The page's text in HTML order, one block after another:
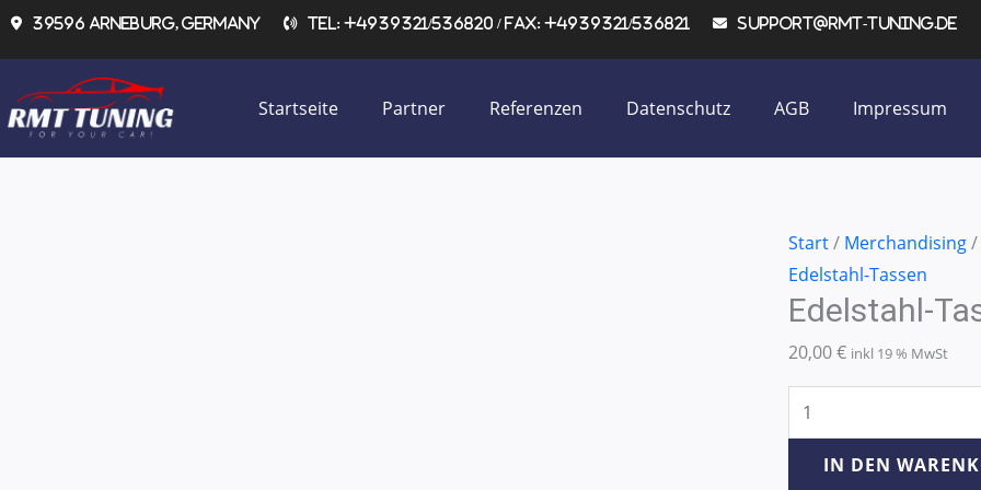
Zum39596 Arneburg, Germany Tel: +4939321/536820 / Fax: +4939321/536821 support@rmt-tuning.de
Startseite Partner Referenzen Datenschutz AGB Impressum
Start/ Merchandising/
Edelstahl-Tassen
Edelstahl-
20,00€ inkl 19 % MwSt
Edelstahl-
Tassen
mit
Menge
IN DEN